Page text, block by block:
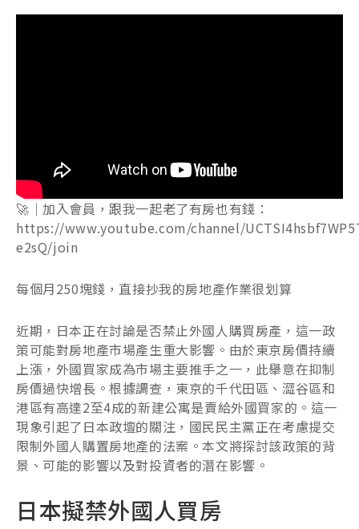
🚀｜加入會員，跟我一起老了有房也有錢：
https://www.youtube.com/channel/
e2sQ/join
每個月250塊錢，直接抄我的房地產作業很划算
近期，日本正在討論是否禁止外國人購買房產，這一政
策可能對房地產市場產生重大影響。由於東京房價持續
上漲，外國買家成為市場主要推手之一，此舉意在抑制
房價過快增長。根據調查，東京的千代田區、澀谷區和
港區有高達2至4成的新建公寓是賣給外國買家的。這一
現象引起了日本政壇的關注，國民民主黨正在考慮提交
限制外國人購置房地產的法案。本文將探討該政策的背
景、可能的影響以及對投資者的潛在影響。
日本擬禁外國人買房